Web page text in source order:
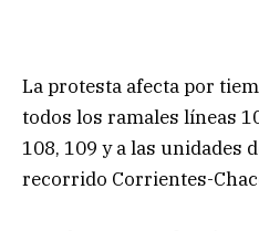
La protesta afecta por
todos los ramales líneas
108, 109 y a las unidades
recorrido Corrientes-